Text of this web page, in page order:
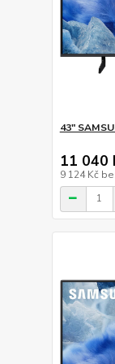
43"
11 040
9 124 Kč